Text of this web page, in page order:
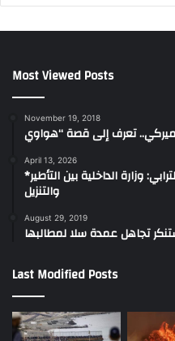
Most Viewed Posts
November 19, 2018
April 13, 2026
*الرؤية الملكية في هندسة المجال الترابي: وزارة الداخلية بين التأطير
والتنزيل
August 29, 2019
تجاهل عمدة سلا لمطالبها
Last Modified Posts